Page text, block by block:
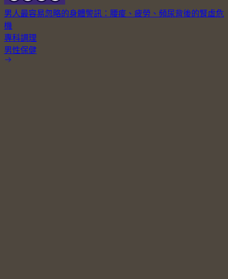
男人最容易忽略的身體警訊：腰痠、疲勞、頻尿背後的腎虛危
機
專科調理
男性保健